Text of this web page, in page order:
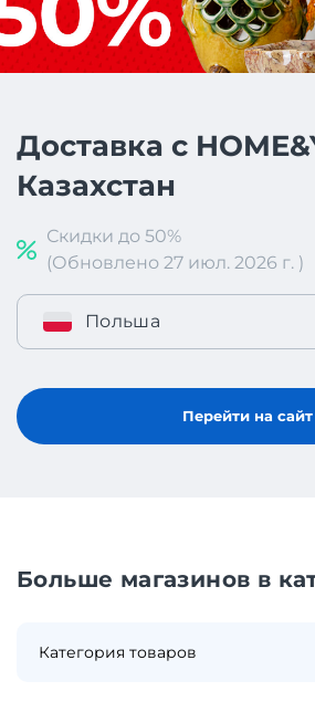
Доставка с
Казахстан
Скидки до 50%
(Обновлено 27 июл. 2026 г. )
Польша
Перейти на сайт
Больше магазинов в